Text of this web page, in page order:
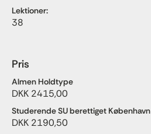
Lektioner:
38
Pris
Almen Holdtype
DKK 2415,00
Studerende SU berettiget København
DKK 2190,50